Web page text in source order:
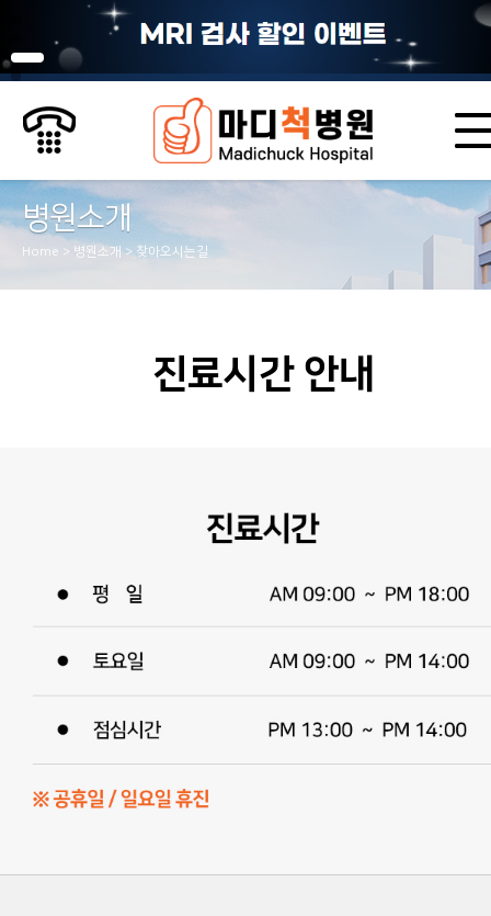
병원소개
Home > 병원소개 > 찾아오시는길
진료시간 안내